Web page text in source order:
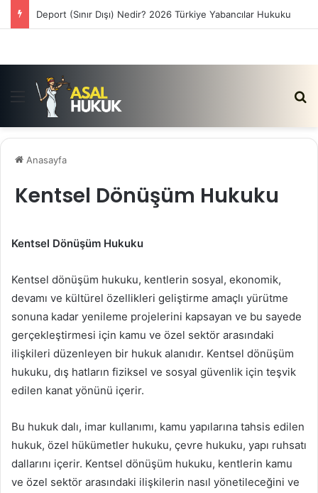
Deport (Sınır Dışı) Nedir? 2026 Türkiye Yabancılar Hukuku
Menü
Anasayfa
Kentsel Dönüşüm Hukuku
Kentsel Dönüşüm Hukuku
Kentsel dönüşüm hukuku, kentlerin sosyal, ekonomik,
devamı ve kültürel özellikleri geliştirme amaçlı yürütme
sonuna kadar yenileme projelerini kapsayan ve bu sayede
gerçekleştirmesi için kamu ve özel sektör arasındaki
ilişkileri düzenleyen bir hukuk alanıdır. Kentsel dönüşüm
hukuku, dış hatların fiziksel ve sosyal güvenlik için teşvik
edilen kanat yönünü içerir.
Bu hukuk dalı, imar kullanımı, kamu yapılarına tahsis edilen
hukuk, özel hükümetler hukuku, çevre hukuku, yapı ruhsatı
dallarını içerir. Kentsel dönüşüm hukuku, kentlerin kamu
ve özel sektör arasındaki ilişkilerin nasıl yönetileceğini ve